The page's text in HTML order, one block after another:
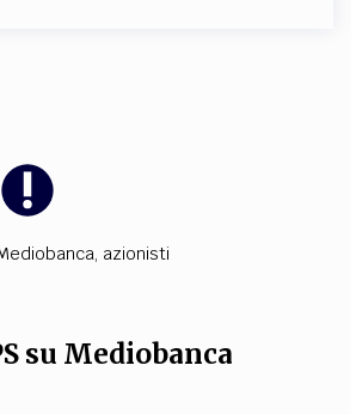
, azionisti
su Mediobanca